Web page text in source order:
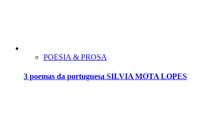
POESIA & PROSA
3 poemas da portuguesa SILVIA MOTA LOPES